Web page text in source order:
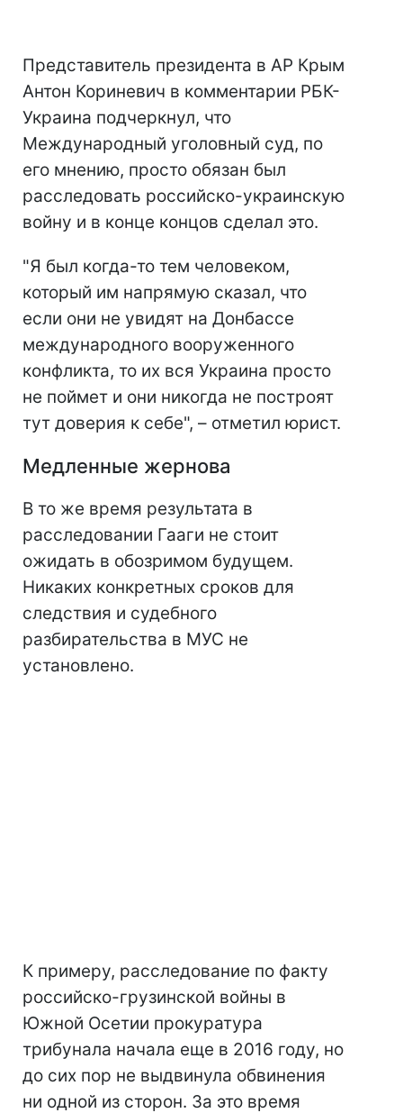
Представитель президента в АР Крым
Антон Кориневич в комментарии РБК-
Украина подчеркнул, что
Международный уголовный суд, по
его мнению, просто обязан был
расследовать российско-украинскую
войну и в конце концов сделал это.
"Я был когда-то тем человеком,
который им напрямую сказал, что
если они не увидят на Донбассе
международного вооруженного
конфликта, то их вся Украина просто
не поймет и они никогда не построят
тут доверия к себе", – отметил юрист.
Медленные жернова
В то же время результата в
расследовании Гааги не стоит
ожидать в обозримом будущем.
Никаких конкретных сроков для
следствия и судебного
разбирательства в МУС не
установлено.
К примеру, расследование по факту
российско-грузинской войны в
Южной Осетии прокуратура
трибунала начала еще в 2016 году, но
до сих пор не выдвинула обвинения
ни одной из сторон. За это время